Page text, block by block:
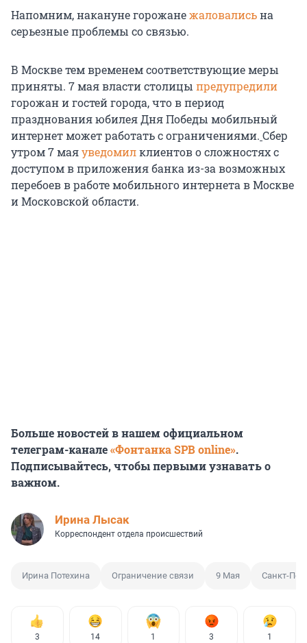
Напомним, накануне горожанежаловалисьна
серьезные проблемы со связью.
В Москве тем временем соответствующие меры
приняты. 7 мая власти столицы предупредили
горожан и гостей города, что в период
празднования юбилея Дня Победы мобильный
интернет может работать с ограничениями. Сбер
утром 7 маяуведомилклиентов о сложностях с
доступом в приложения банка из-за возможных
перебоев в работе мобильного интернета в Москве
и Московской области.
Больше новостей в нашем официальном
телеграм-канале«Фонтанка SPB online».
Подписывайтесь, чтобы первыми узнавать о
важном.
Ирина Лысак
Корреспондент отдела происшествий
Ирина Потехина Ограничение связи 9 Мая Санкт-
3 14 1 3 1